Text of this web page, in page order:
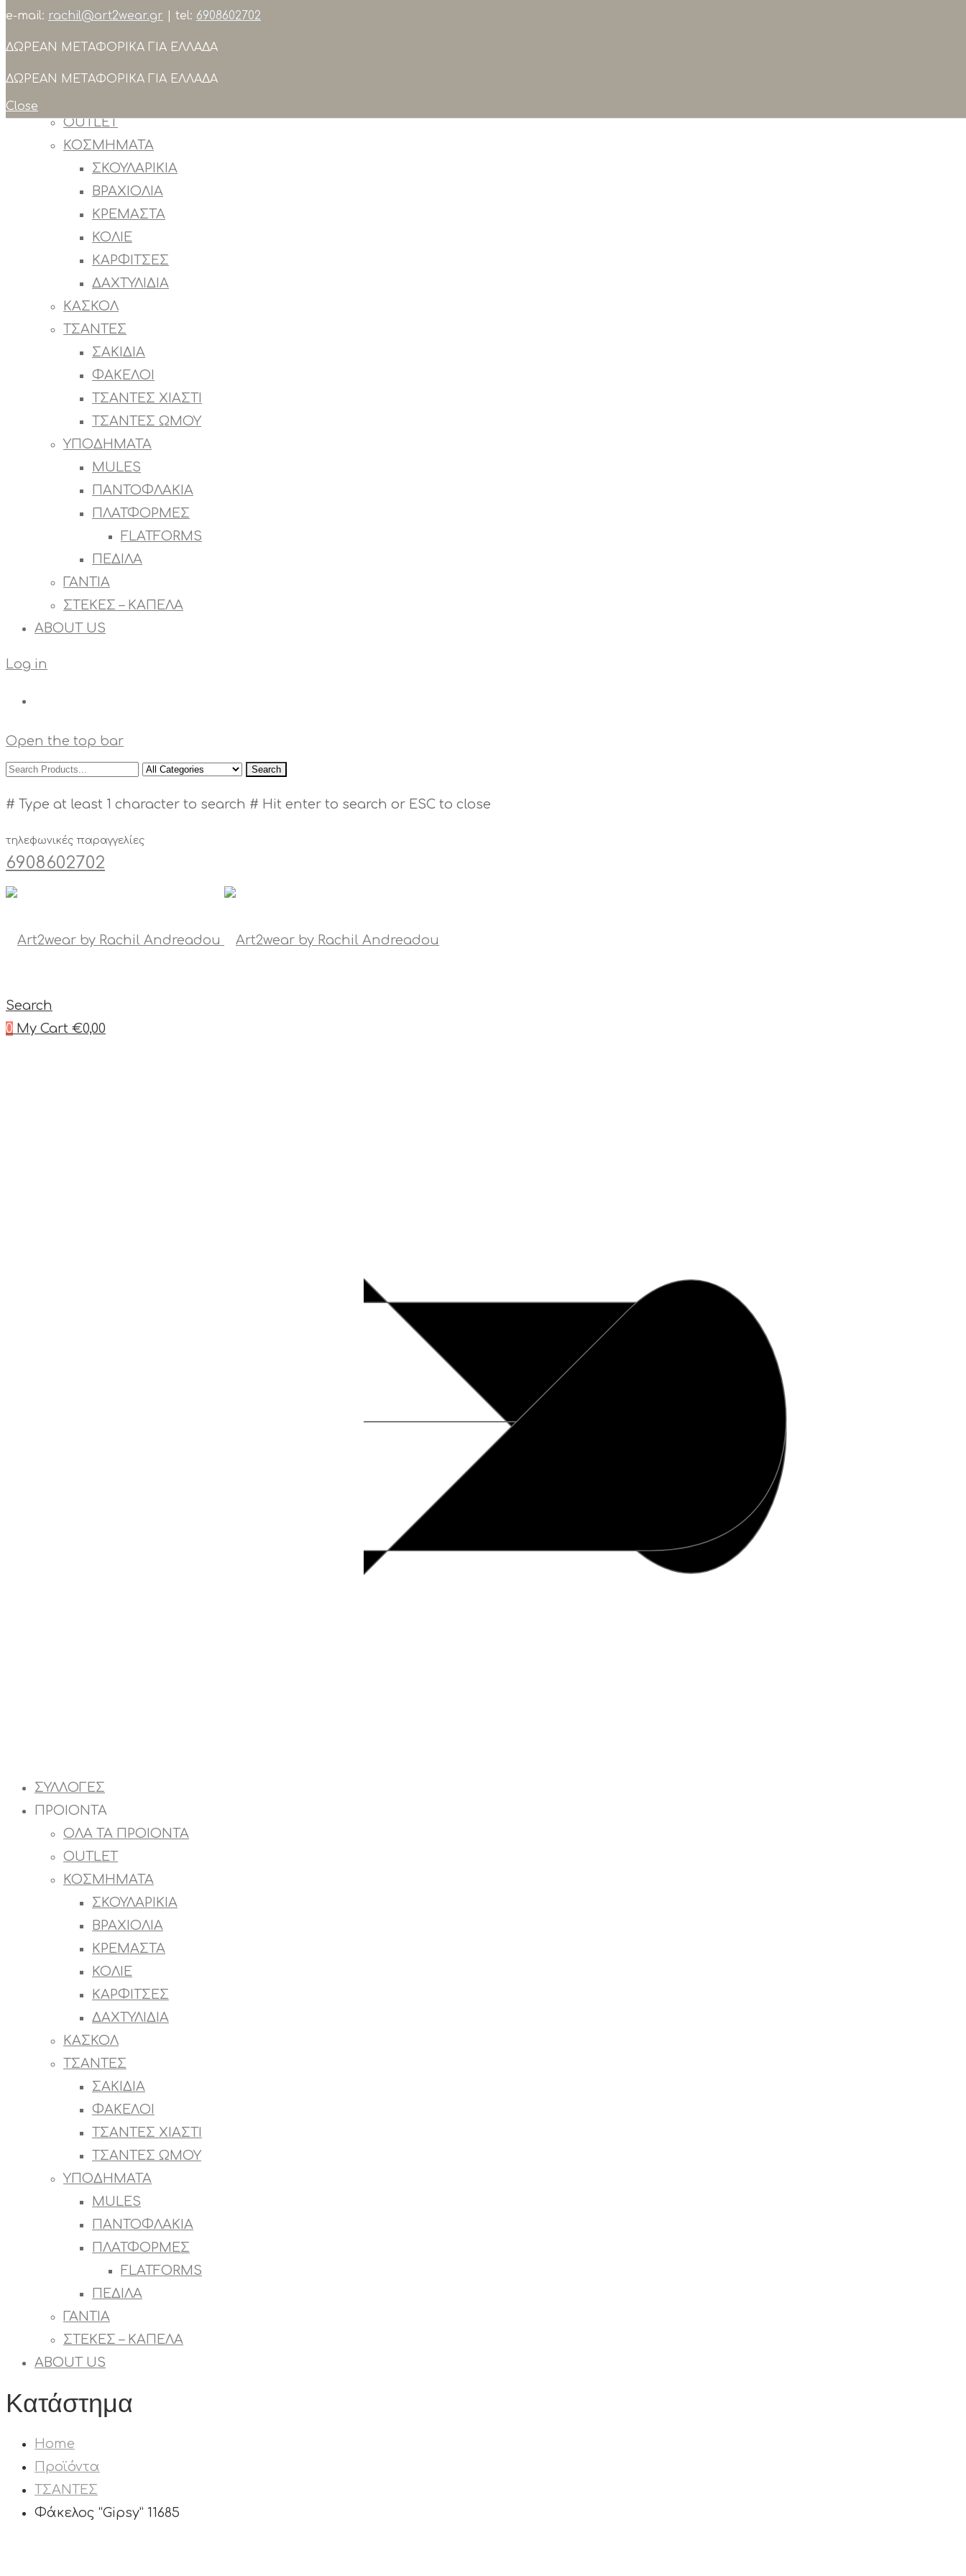
Search
ΣΥΛΛΟΓΕΣ
ΠΡΟΙΟΝΤΑ
OUTLET
ΚΟΣΜΗΜΑΤΑ
ΣΚΟΥΛΑΡΙΚΙΑ
ΒΡΑΧΙΟΛΙΑ
ΚΡΕΜΑΣΤΑ
ΚΟΛΙΕ
ΚΑΡΦΙΤΣΕΣ
ΔΑΧΤΥΛΙΔΙΑ
ΚΑΣΚΟΛ
ΤΣΑΝΤΕΣ
ΣΑΚΙΔΙΑ
ΦΑΚΕΛΟΙ
ΤΣΑΝΤΕΣ ΧΙΑΣΤΙ
ΤΣΑΝΤΕΣ ΩΜΟΥ
ΥΠΟΔΗΜΑΤΑ
MULES
ΠΑΝΤΟΦΛΑΚΙΑ
ΠΛΑΤΦΟΡΜΕΣ
FLATFORMS
ΠΕΔΙΛΑ
ΓΑΝΤΙΑ
ΣΤΕΚΕΣ – ΚΑΠΕΛΑ
ABOUT US
Log in
e-mail: rachil@art2wear.gr | tel: 6908602702
ΔΩΡΕΑΝ ΜΕΤΑΦΟΡΙΚΑ ΓΙΑ ΕΛΛΑΔΑ
ΔΩΡΕΑΝ ΜΕΤΑΦΟΡΙΚΑ ΓΙΑ ΕΛΛΑΔΑ
Close
Open the top bar
Search
# Type at least 1 character to search # Hit enter to search or ESC to close
τηλεφωνικές παραγγελίες
6908602702
Search
0 My Cart €0,00
ΣΥΛΛΟΓΕΣ
ΠΡΟΙΟΝΤΑ
ΟΛΑ ΤΑ ΠΡΟΙΟΝΤΑ
OUTLET
ΚΟΣΜΗΜΑΤΑ
ΣΚΟΥΛΑΡΙΚΙΑ
ΒΡΑΧΙΟΛΙΑ
ΚΡΕΜΑΣΤΑ
ΚΟΛΙΕ
ΚΑΡΦΙΤΣΕΣ
ΔΑΧΤΥΛΙΔΙΑ
ΚΑΣΚΟΛ
ΤΣΑΝΤΕΣ
ΣΑΚΙΔΙΑ
ΦΑΚΕΛΟΙ
ΤΣΑΝΤΕΣ ΧΙΑΣΤΙ
ΤΣΑΝΤΕΣ ΩΜΟΥ
ΥΠΟΔΗΜΑΤΑ
MULES
ΠΑΝΤΟΦΛΑΚΙΑ
ΠΛΑΤΦΟΡΜΕΣ
FLATFORMS
ΠΕΔΙΛΑ
ΓΑΝΤΙΑ
ΣΤΕΚΕΣ – ΚΑΠΕΛΑ
ABOUT US
Κατάστημα
Home
Προϊόντα
ΤΣΑΝΤΕΣ
Φάκελος “Gipsy” 11685